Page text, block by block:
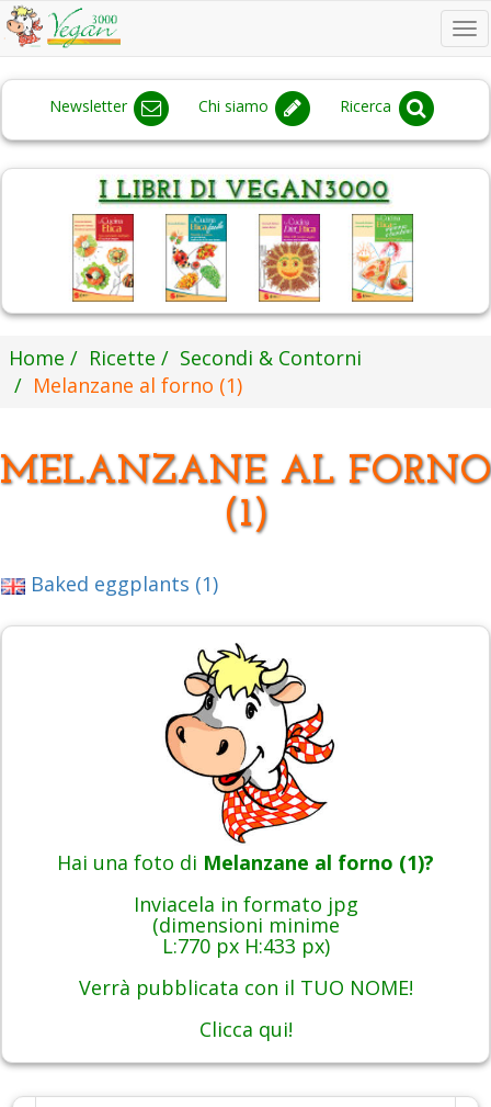
Newsletter Chi siamo Ricerca
Home Ricette
Secondi & Contorni
Melanzane al forno (1)
MELANZANE AL FORNO
(1)
Baked eggplants (1)
Hai una foto di Melanzane al forno (1)?
Inviacela in formato jpg
(dimensioni minime
L:770 px H:433 px)
Verrà pubblicata con il TUO NOME!
Clicca qui!